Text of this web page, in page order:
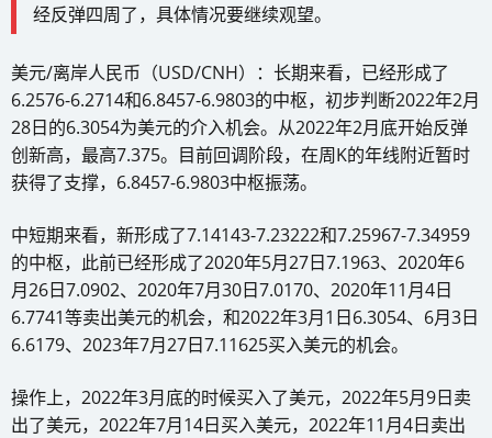
经反弹四周了，具体情况要继续观望。
美元/离岸人民币（USD/CNH）：长期来看，已经形成了
6.2576-6.2714和6.8457-6.9803的中枢，初步判断2022年2月
28日的6.3054为美元的介入机会。从2022年2月底开始反弹
创新高，最高7.375。目前回调阶段，在周K的年线附近暂时
获得了支撑，6.8457-6.9803中枢振荡。
中短期来看，新形成了7.14143-7.23222和7.25967-7.34959
的中枢，此前已经形成了2020年5月27日7.1963、2020年6
月26日7.0902、2020年7月30日7.0170、2020年11月4日
6.7741等卖出美元的机会，和2022年3月1日6.3054、6月3日
6.6179、2023年7月27日7.11625买入美元的机会。
操作上，2022年3月底的时候买入了美元，2022年5月9日卖
出了美元，2022年7月14日买入美元，2022年11月4日卖出